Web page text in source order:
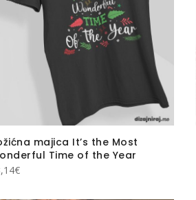
majica It’s the Most
Time of the Year
€